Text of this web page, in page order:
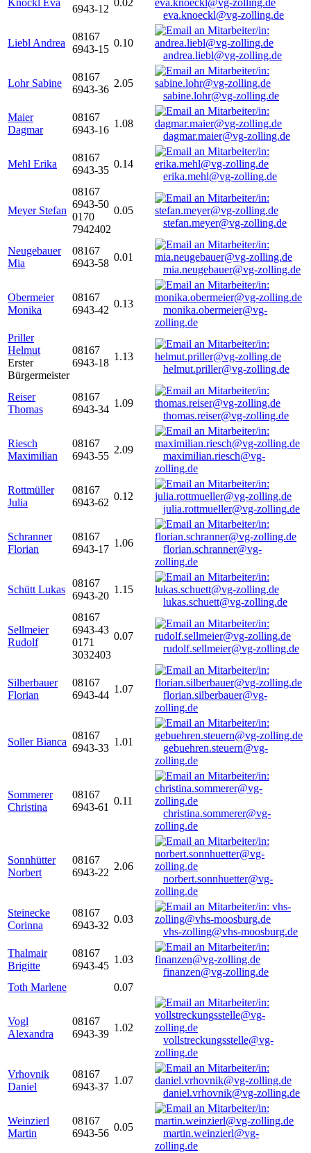
Knöckl Eva
6943-12
0.02
eva.knoeckl@vg-zolling.de
Liebl Andrea
08167
6943-15
0.10
andrea.liebl@vg-zolling.de
Lohr Sabine
08167
6943-36
2.05
sabine.lohr@vg-zolling.de
Maier
Dagmar
08167
6943-16
1.08
dagmar.maier@vg-zolling.de
Mehl Erika
08167
6943-35
0.14
erika.mehl@vg-zolling.de
Meyer Stefan
08167
6943-50
0170
7942402
0.05
stefan.meyer@vg-zolling.de
Neugebauer
Mia
08167
6943-58
0.01
mia.neugebauer@vg-zolling.de
Obermeier
Monika
08167
6943-42
0.13
monika.obermeier@vg-
zolling.de
Priller
Helmut
Erster
Bürgermeister
08167
6943-18
1.13
helmut.priller@vg-zolling.de
Reiser
Thomas
08167
6943-34
1.09
thomas.reiser@vg-zolling.de
Riesch
Maximilian
08167
6943-55
2.09
maximilian.riesch@vg-
zolling.de
Rottmüller
Julia
08167
6943-62
0.12
julia.rottmueller@vg-zolling.de
Schranner
Florian
08167
6943-17
1.06
florian.schranner@vg-
zolling.de
Schütt Lukas
08167
6943-20
1.15
lukas.schuett@vg-zolling.de
Sellmeier
Rudolf
08167
6943-43
0171
3032403
0.07
rudolf.sellmeier@vg-zolling.de
Silberbauer
Florian
08167
6943-44
1.07
florian.silberbauer@vg-
zolling.de
Soller Bianca
08167
6943-33
1.01
gebuehren.steuern@vg-
zolling.de
Sommerer
Christina
08167
6943-61
0.11
christina.sommerer@vg-
zolling.de
Sonnhütter
Norbert
08167
6943-22
2.06
norbert.sonnhuetter@vg-
zolling.de
Steinecke
Corinna
08167
6943-32
0.03
vhs-zolling@vhs-moosburg.de
Thalmair
Brigitte
08167
6943-45
1.03
finanzen@vg-zolling.de
Toth Marlene
0.07
Vogl
Alexandra
08167
6943-39
1.02
vollstreckungsstelle@vg-
zolling.de
Vrhovnik
Daniel
08167
6943-37
1.07
daniel.vrhovnik@vg-zolling.de
Weinzierl
Martin
08167
6943-56
0.05
martin.weinzierl@vg-
zolling.de